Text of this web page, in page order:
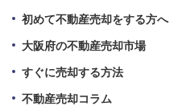
初めて不動産売却をする方へ
大阪府の不動産売却市場
すぐに売却する方法
不動産売却コラム